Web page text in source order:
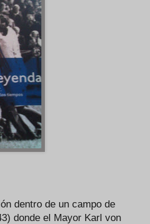
dentro de un campo de
donde el Mayor Karl von